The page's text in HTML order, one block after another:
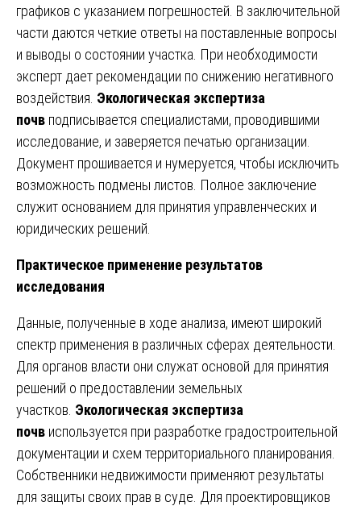
графиков с указанием погрешностей. В заключительной
части даются четкие ответы на поставленные вопросы
и выводы о состоянии участка. При необходимости
эксперт дает рекомендации по снижению негативного
воздействия. Экологическая экспертиза
почв подписывается специалистами, проводившими
исследование, и заверяется печатью организации.
Документ прошивается и нумеруется, чтобы исключить
возможность подмены листов. Полное заключение
служит основанием для принятия управленческих и
юридических решений.
Практическое применение результатов
исследования
Данные, полученные в ходе анализа, имеют широкий
спектр применения в различных сферах деятельности.
Для органов власти они служат основой для принятия
решений о предоставлении земельных
участков. Экологическая экспертиза
почв используется при разработке градостроительной
документации и схем территориального планирования.
Собственники недвижимости применяют результаты
для защиты своих прав в суде. Для проектировщиков